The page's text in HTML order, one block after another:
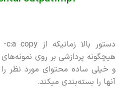
هیچگونه پردازشی بر روی
آنها را بسته‌بندی میکند.